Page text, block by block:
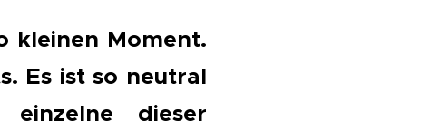
kleinen Moment.
Es ist so neutral
dieser